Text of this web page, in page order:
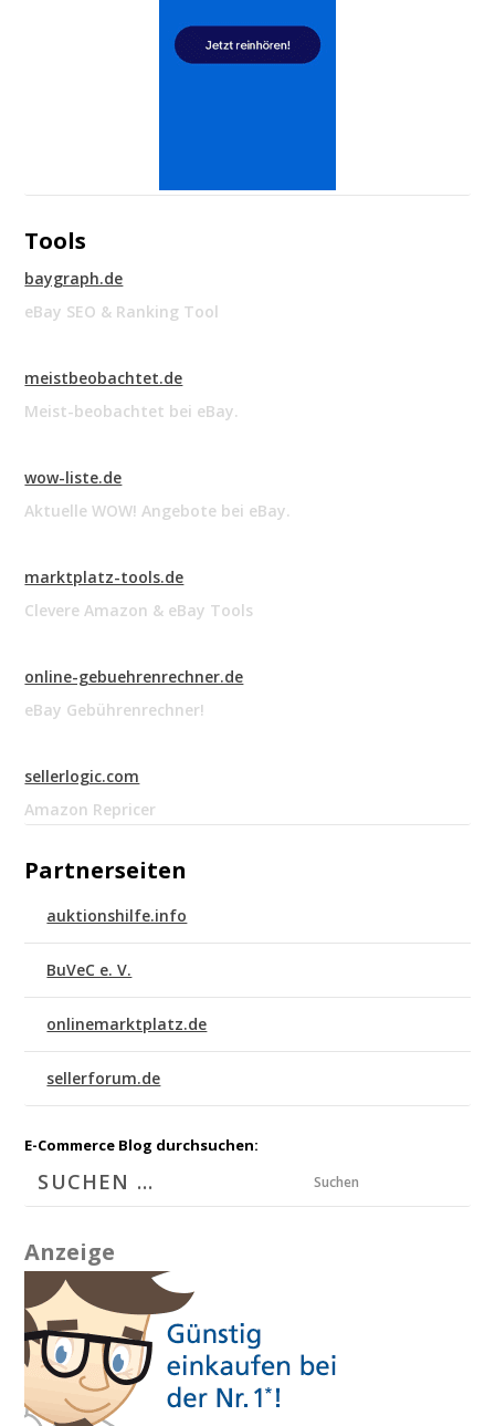
Tools
baygraph.de
eBay SEO & Ranking Tool
meistbeobachtet.de
Meist-beobachtet bei eBay.
wow-liste.de
Aktuelle WOW! Angebote bei eBay.
marktplatz-tools.de
Clevere Amazon & eBay Tools
online-gebuehrenrechner.de
eBay Gebührenrechner!
sellerlogic.com
Amazon Repricer
Partnerseiten
auktionshilfe.info
BuVeC e. V.
onlinemarktplatz.de
sellerforum.de
E-Commerce Blog durchsuchen:
Suchen
Anzeige